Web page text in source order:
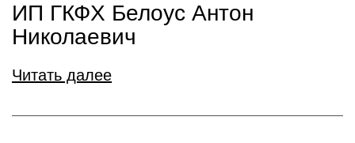
ИП ГКФХ Белоус Антон
Николаевич
Читать далее